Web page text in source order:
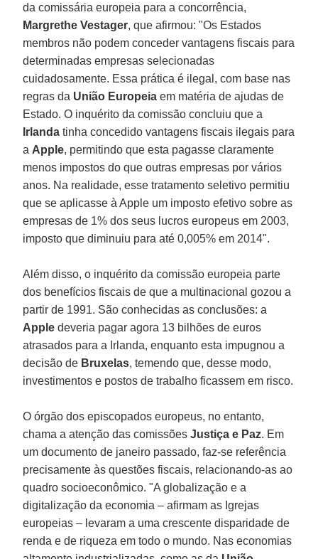
da comissária europeia para a concorrência,
Margrethe Vestager, que afirmou: "Os Estados
membros não podem conceder vantagens fiscais para
determinadas empresas selecionadas
cuidadosamente. Essa prática é ilegal, com base nas
regras da União Europeia em matéria de ajudas de
Estado. O inquérito da comissão concluiu que a
Irlanda tinha concedido vantagens fiscais ilegais para
a Apple, permitindo que esta pagasse claramente
menos impostos do que outras empresas por vários
anos. Na realidade, esse tratamento seletivo permitiu
que se aplicasse à Apple um imposto efetivo sobre as
empresas de 1% dos seus lucros europeus em 2003,
imposto que diminuiu para até 0,005% em 2014".
Além disso, o inquérito da comissão europeia parte
dos benefícios fiscais de que a multinacional gozou a
partir de 1991. São conhecidas as conclusões: a
Apple deveria pagar agora 13 bilhões de euros
atrasados para a Irlanda, enquanto esta impugnou a
decisão de Bruxelas, temendo que, desse modo,
investimentos e postos de trabalho ficassem em risco.
O órgão dos episcopados europeus, no entanto,
chama a atenção das comissõesJustiça e Paz. Em
um documento de janeiro passado, faz-se referência
precisamente às questões fiscais, relacionando-as ao
quadro socioeconômico. "A globalização e a
digitalização da economia – afirmam as Igrejas
europeias – levaram a uma crescente disparidade de
renda e de riqueza em todo o mundo. Nas economias